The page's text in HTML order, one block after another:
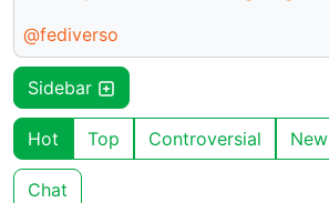
@fediverso
Sidebar
Hot Top Controversial New
Chat